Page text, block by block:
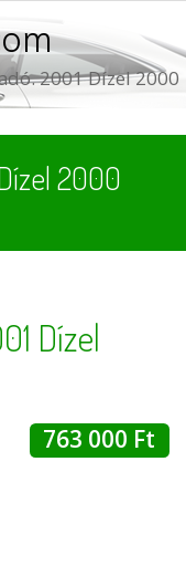
2001 Dízel 2000
2000
Dízel
763 000 Ft